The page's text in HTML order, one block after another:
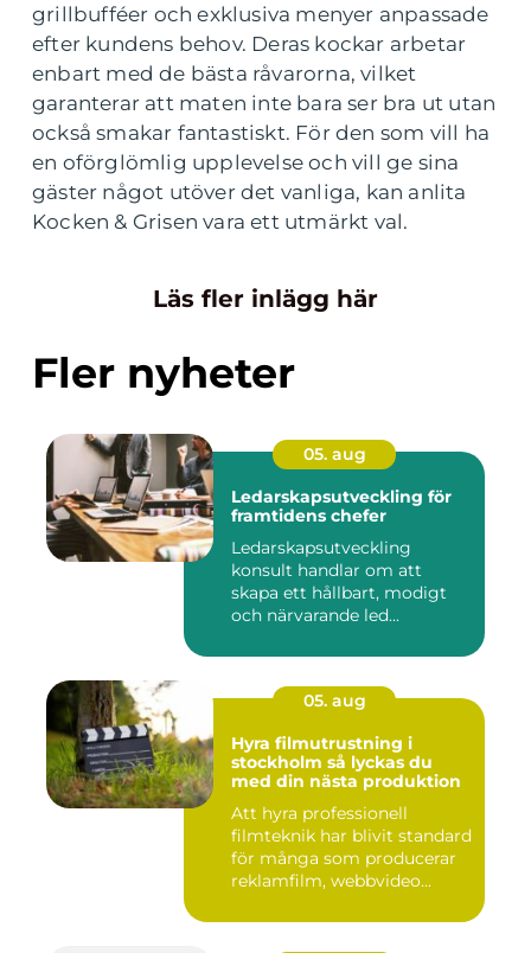
grillbufféer och exklusiva menyer anpassade
efter kundens behov. Deras kockar arbetar
enbart med de bästa råvarorna, vilket
garanterar att maten inte bara ser bra ut utan
också smakar fantastiskt. För den som vill ha
en oförglömlig upplevelse och vill ge sina
gäster något utöver det vanliga, kan anlita
Kocken & Grisen vara ett utmärkt val.
Läs fler inlägg här
Fler nyheter
05. aug
Ledarskapsutveckling för
framtidens chefer
Ledarskapsutveckling
konsult handlar om att
skapa ett hållbart, modigt
och närvarande led...
05. aug
Hyra filmutrustning i
stockholm så lyckas du
med din nästa produktion
Att hyra professionell
filmteknik har blivit standard
för många som producerar
reklamfilm, webbvideo...